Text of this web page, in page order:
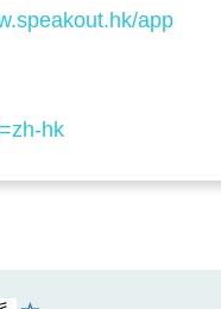
app
hk